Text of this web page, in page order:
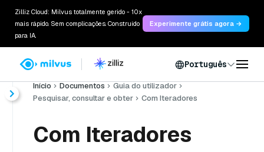
Zilliz Cloud: Milvus totalmente gerido - 10x
mais rápido. Sem complicações. Construído
para IA.
Experimente grátis agora →
Português
Início Documentos
Guia do utilizador
Pesquisar, consultar e obter
Com Iteradores
Com Iteradores